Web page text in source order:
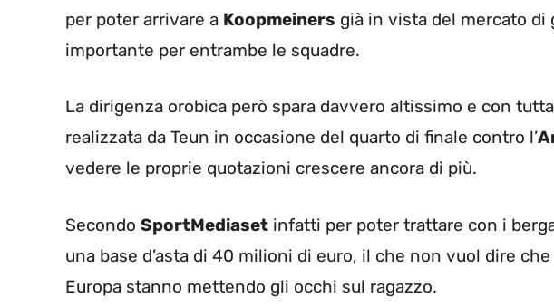
per poter arrivare a Koopmeiners già in vista del mercato
importante per entrambe le squadre.
La dirigenza orobica però spara davvero altissimo e con
realizzata da Teun in occasione del quarto di finale contro l’
vedere le proprie quotazioni crescere ancora di più.
Secondo SportMediaset infatti per poter trattare con i
una base d’asta di 40 milioni di euro, il che non vuol dire
Europa stanno mettendo gli occhi sul ragazzo.